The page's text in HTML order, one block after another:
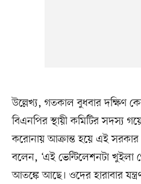
উল্লেখ্য, গতকাল বুধবার দক্ষিণ
বিএনপির স্থায়ী কমিটির সদস্য
করোনায় আক্রান্ত হয়ে এই
বলেন, ‘এই ভেন্টিলেশনটা খুইলা
আতঙ্কে আছে। ওদের হারাবার